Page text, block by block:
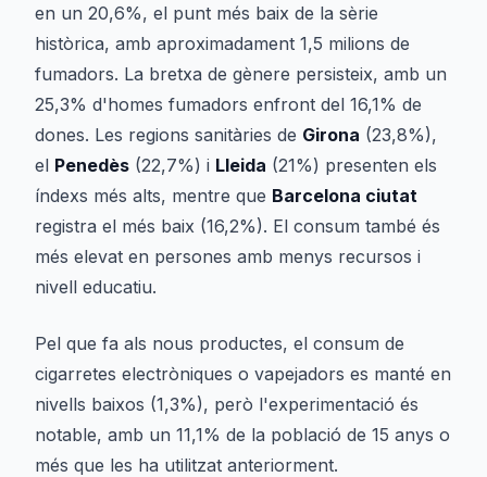
en un 20,6%, el punt més baix de la sèrie
històrica, amb aproximadament 1,5 milions de
fumadors. La bretxa de gènere persisteix, amb un
25,3% d'homes fumadors enfront del 16,1% de
dones. Les regions sanitàries de Girona (23,8%),
el Penedès (22,7%) i Lleida (21%) presenten els
índexs més alts, mentre que Barcelona ciutat
registra el més baix (16,2%). El consum també és
més elevat en persones amb menys recursos i
nivell educatiu.
Pel que fa als nous productes, el consum de
cigarretes electròniques o vapejadors es manté en
nivells baixos (1,3%), però l'experimentació és
notable, amb un 11,1% de la població de 15 anys o
més que les ha utilitzat anteriorment.